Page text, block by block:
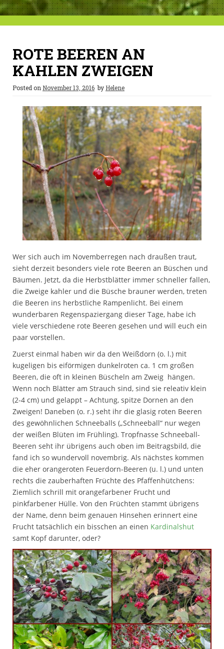
ROTE BEEREN AN
KAHLEN ZWEIGEN
Posted on November 13, 2016 by Helene
Wer sich auch im Novemberregen nach draußen traut,
sieht derzeit besonders viele rote Beeren an Büschen und
Bäumen. Jetzt, da die Herbstblätter immer schneller fallen,
die Zweige kahler und die Büsche brauner werden, treten
die Beeren ins herbstliche Rampenlicht. Bei einem
wunderbaren Regenspaziergang dieser Tage, habe ich
viele verschiedene rote Beeren gesehen und will euch ein
paar vorstellen.
Zuerst einmal haben wir da den Weißdorn (o. l.) mit
kugeligen bis eiförmigen dunkelroten ca. 1 cm großen
Beeren, die oft in kleinen Büscheln am Zweig hängen.
Wenn noch Blätter am Strauch sind, sind sie releativ klein
(2-4 cm) und gelappt – Achtung, spitze Dornen an den
Zweigen! Daneben (o. r.) seht ihr die glasig roten Beeren
des gewöhnlichen Schneeballs („Schneeball“ nur wegen
der weißen Blüten im Frühling). Tropfnasse Schneeball-
Beeren seht ihr übrigens auch oben im Beitragsbild, die
fand ich so wundervoll novembrig. Als nächstes kommen
die eher orangeroten Feuerdorn-Beeren (u. l.) und unten
rechts die zauberhaften Früchte des Pfaffenhütchens:
Ziemlich schrill mit orangefarbener Frucht und
pinkfarbener Hülle. Von den Früchten stammt übrigens
der Name, denn beim genauen Hinsehen erinnert eine
Frucht tatsächlich ein bisschen an einen Kardinalshut
samt Kopf darunter, oder?